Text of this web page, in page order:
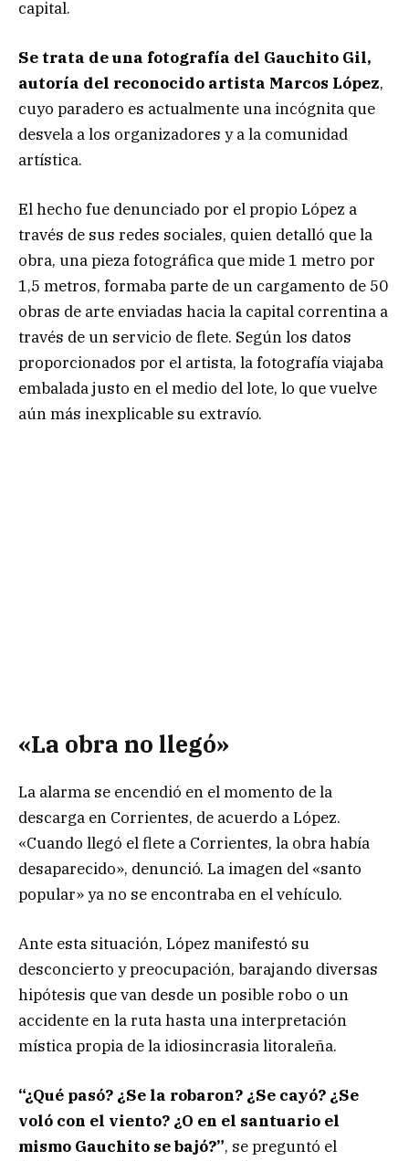
capital.
Se trata de una fotografía del Gauchito Gil,
autoría del reconocido artista Marcos López,
cuyo paradero es actualmente una incógnita que
desvela a los organizadores y a la comunidad
artística.
El hecho fue denunciado por el propio López a
través de sus redes sociales, quien detalló que la
obra, una pieza fotográfica que mide 1 metro por
1,5 metros, formaba parte de un cargamento de 50
obras de arte enviadas hacia la capital correntina a
través de un servicio de flete. Según los datos
proporcionados por el artista, la fotografía viajaba
embalada justo en el medio del lote, lo que vuelve
aún más inexplicable su extravío.
«La obra no llegó»
La alarma se encendió en el momento de la
descarga en Corrientes, de acuerdo a López.
«Cuando llegó el flete a Corrientes, la obra había
desaparecido», denunció. La imagen del «santo
popular» ya no se encontraba en el vehículo.
Ante esta situación, López manifestó su
desconcierto y preocupación, barajando diversas
hipótesis que van desde un posible robo o un
accidente en la ruta hasta una interpretación
mística propia de la idiosincrasia litoraleña.
“¿Qué pasó? ¿Se la robaron? ¿Se cayó? ¿Se
voló con el viento? ¿O en el santuario el
mismo Gauchito se bajó?”, se preguntó el